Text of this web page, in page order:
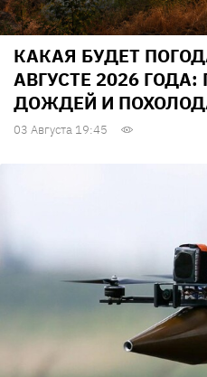
КАКАЯ БУДЕТ
АВГУСТЕ 2026
ДОЖДЕЙ И
03 Августа 19:45